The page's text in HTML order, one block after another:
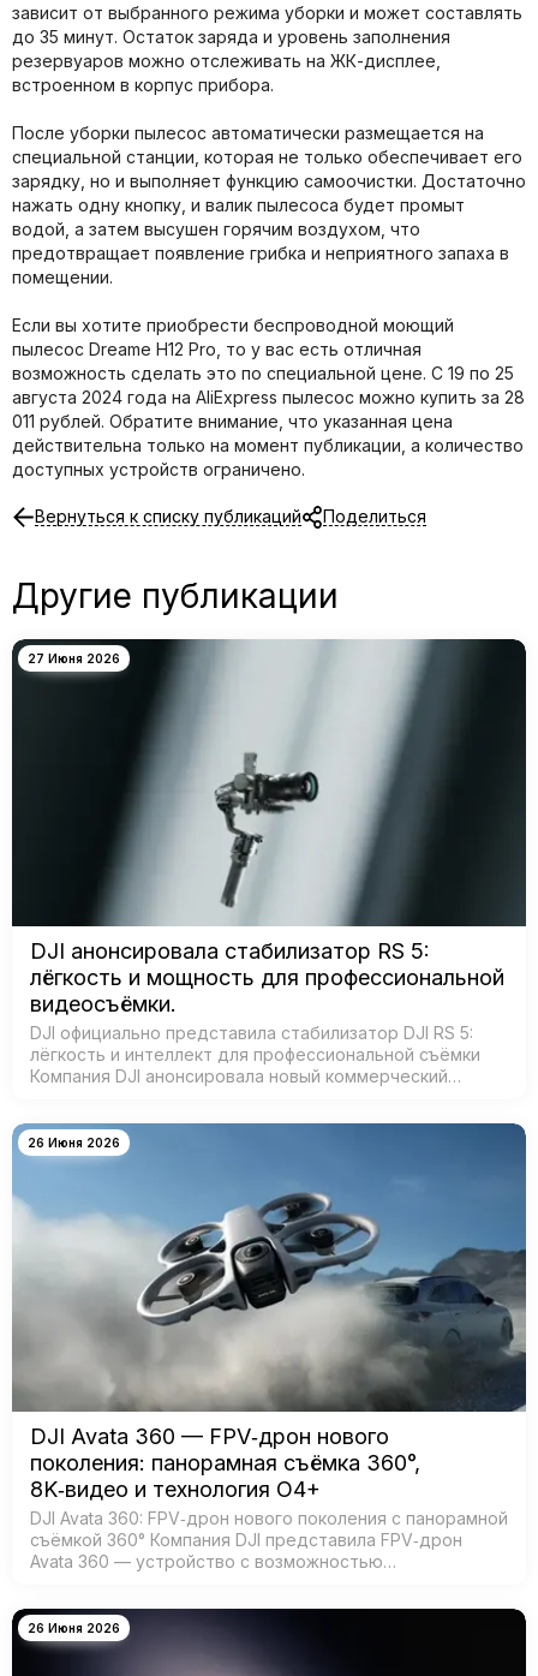
зависит от выбранного режима уборки и может составлять
до 35 минут. Остаток заряда и уровень заполнения
резервуаров можно отслеживать на ЖК-дисплее,
встроенном в корпус прибора.
После уборки пылесос автоматически размещается на
специальной станции, которая не только обеспечивает его
зарядку, но и выполняет функцию самоочистки. Достаточно
нажать одну кнопку, и валик пылесоса будет промыт
водой, а затем высушен горячим воздухом, что
предотвращает появление грибка и неприятного запаха в
помещении.
Если вы хотите приобрести беспроводной моющий
пылесос Dreame H12 Pro, то у вас есть отличная
возможность сделать это по специальной цене. С 19 по 25
августа 2024 года на AliExpress пылесос можно купить за 28
011 рублей. Обратите внимание, что указанная цена
действительна только на момент публикации, а количество
доступных устройств ограничено.
Вернуться к списку публикаций Поделиться
Другие публикации
27 Июня 2026
DJI анонсировала стабилизатор RS 5:
лёгкость и мощность для профессиональной
видеосъёмки.
DJI официально представила стабилизатор DJI RS 5:
лёгкость и интеллект для профессиональной съёмки
Компания DJI анонсировала новый коммерческий
масштабным обновлением ключевых систе…
26 Июня 2026
DJI Avata 360 — FPV‑дрон нового
поколения: панорамная съёмка 360°,
8K‑видео и технология O4+
DJI Avata 360: FPV‑дрон нового поколения с панорамной
съёмкой 360° Компания DJI представила FPV‑дрон
Avata 360 — устройство с возможностью
иммерсивных видео. Модель создана для:…
26 Июня 2026